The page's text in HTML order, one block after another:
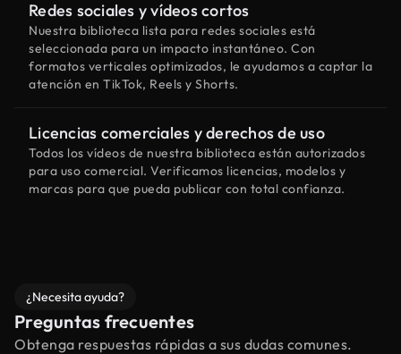
Redes sociales y vídeos cortos
Nuestra biblioteca lista para redes sociales está
seleccionada para un impacto instantáneo. Con
formatos verticales optimizados, le ayudamos a captar la
atención en TikTok, Reels y Shorts.
Licencias comerciales y derechos de uso
Todos los vídeos de nuestra biblioteca están autorizados
para uso comercial. Verificamos licencias, modelos y
marcas para que pueda publicar con total confianza.
¿Necesita ayuda?
Preguntas frecuentes
Obtenga respuestas rápidas a sus dudas comunes.